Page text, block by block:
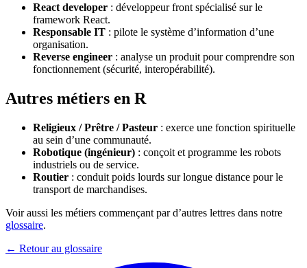
React developer : développeur front spécialisé sur le
framework React.
Responsable IT : pilote le système d’information d’une
organisation.
Reverse engineer : analyse un produit pour comprendre son
fonctionnement (sécurité, interopérabilité).
Autres métiers en R
Religieux / Prêtre / Pasteur : exerce une fonction spirituelle
au sein d’une communauté.
Robotique (ingénieur) : conçoit et programme les robots
industriels ou de service.
Routier : conduit poids lourds sur longue distance pour le
transport de marchandises.
Voir aussi les métiers commençant par d’autres lettres dans notre
glossaire.
← Retour au glossaire